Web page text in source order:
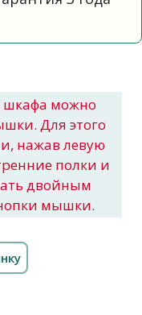
можно
Для этого
нажав левую
полки и
двойным
мышки.